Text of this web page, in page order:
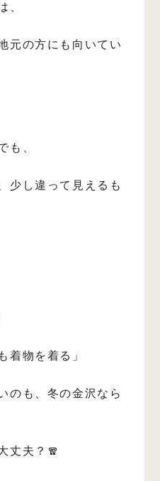
、
元の方にも向いてい
も、
少し違って見えるも
着物を着る」
のも、冬の金沢なら
丈夫？🧣